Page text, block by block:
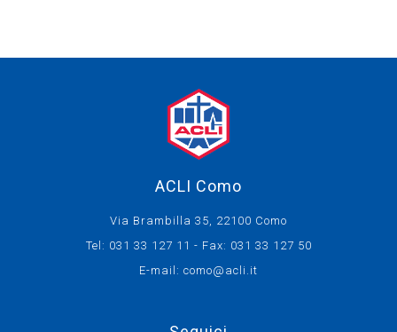
ACLI Como
Via Brambilla 35, 22100 Como
Tel: 031 33 127 11 - Fax: 031 33 127 50
E-mail: como@acli.it